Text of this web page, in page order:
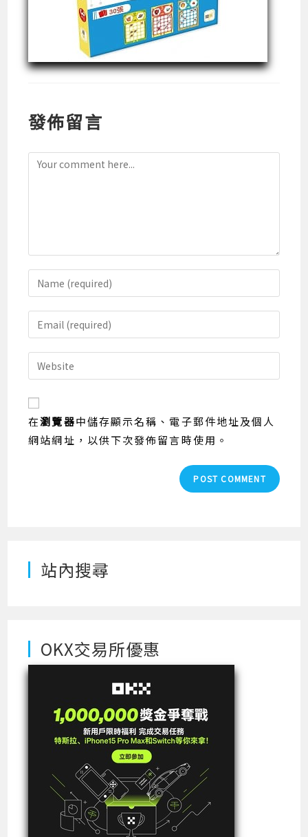
發佈留言
Comment
Enter
your
name
or
to
comment
Enter
your
email
address
comment
Enter
your
website
URL
(optional)
在瀏覽器中儲存顯示名稱、電子郵件地址及個人
網站網址，以供下次發佈留言時使用。
站內搜尋
OKX交易所優惠